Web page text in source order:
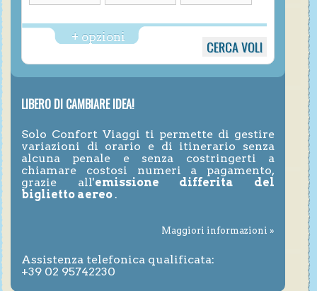
+ opzioni
LIBERO DI CAMBIARE IDEA!
Solo Confort Viaggi ti permette di gestire
variazioni di orario e di itinerario senza
alcuna penale e senza costringerti a
chiamare costosi numeri a pagamento,
grazie all'emissione differita del
biglietto aereo .
Maggiori informazioni »
Assistenza telefonica qualificata:
+39 02 95742230